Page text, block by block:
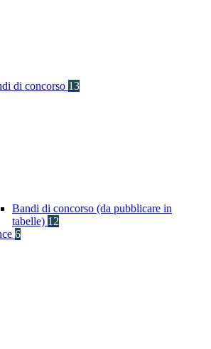
di concorso 13
Bandi di concorso (da pubblicare in
tabelle) 12
6